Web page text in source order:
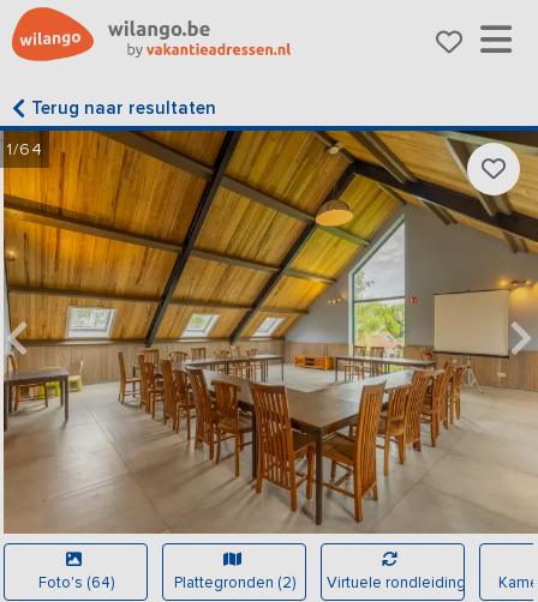
Terug naar resultaten
1/64
Foto's (64) Plattegronden (2) Virtuele rondleiding